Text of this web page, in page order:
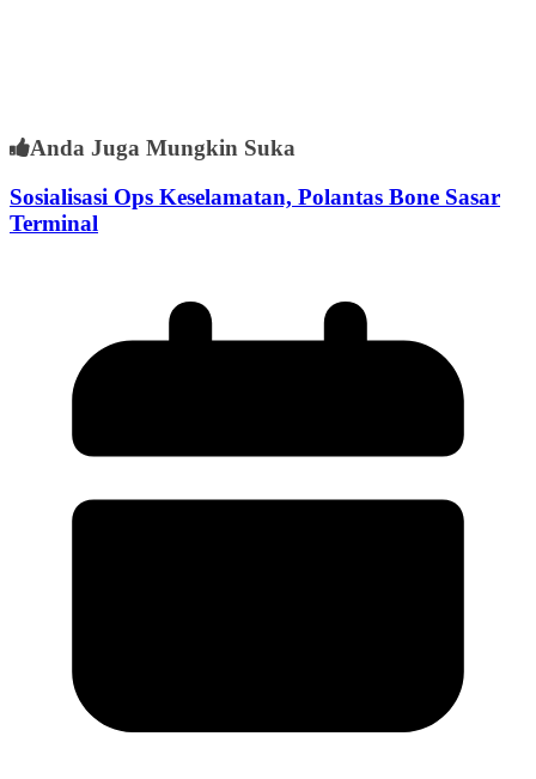
Anda Juga Mungkin Suka
Sosialisasi Ops Keselamatan, Polantas Bone Sasar
Terminal